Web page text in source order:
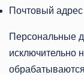
Почтовый адрес
Персональные
исключительно